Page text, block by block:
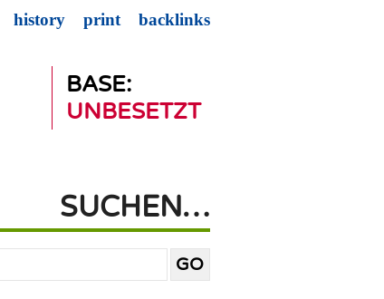
BASE:
UNBESETZT
history print backlinks
SUCHEN…